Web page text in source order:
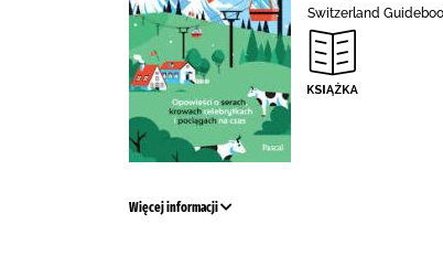
Switzerland
Więcej informacji